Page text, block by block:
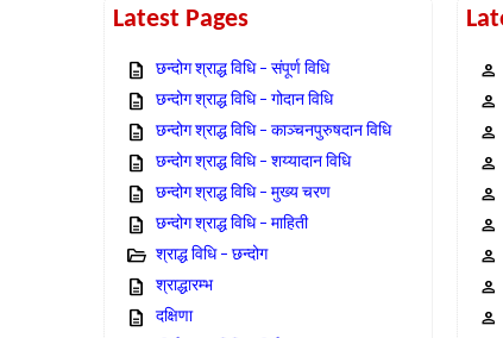
Latest Pages
छन्दोग श्राद्ध विधि – संपूर्ण विधि
छन्दोग श्राद्ध विधि – गोदान विधि
छन्दोग श्राद्ध विधि – काञ्चनपुरुषदान विधि
छन्दोग श्राद्ध विधि – शय्यादान विधि
छन्दोग श्राद्ध विधि – मुख्य चरण
छन्दोग श्राद्ध विधि – माहिती
श्राद्ध विधि – छन्दोग
श्राद्धारम्भ
दक्षिणा